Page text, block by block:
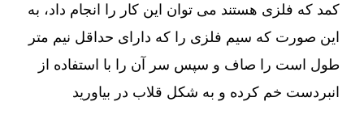
کمد که فلزی هستند می توان این کار را انجام داد، به
این صورت که سیم فلزی را که دارای حداقل نیم متر
طول است را صاف و سپس سر آن را با استفاده از
انبردست خم کرده و به شکل قلاب در بیاورید